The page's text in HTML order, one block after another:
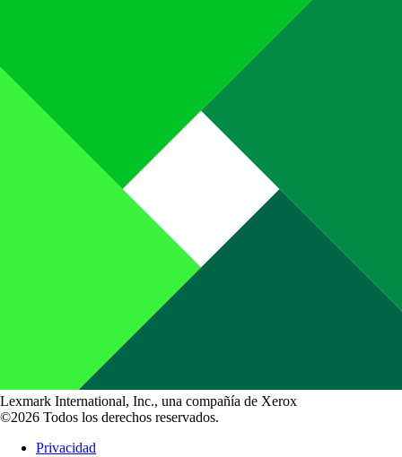
Lexmark International, Inc., una compañía de Xerox
©2026 Todos los derechos reservados.
Privacidad